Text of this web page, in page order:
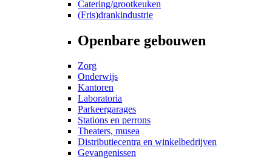
Catering/grootkeuken
(Fris)drankindustrie
Openbare gebouwen
Zorg
Onderwijs
Kantoren
Laboratoria
Parkeergarages
Stations en perrons
Theaters, musea
Distributiecentra en winkelbedrijven
Gevangenissen